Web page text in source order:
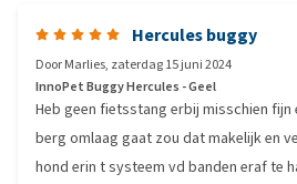
Hercules buggy
DoorMarlies, zaterdag 15 juni 2024
InnoPet Buggy Hercules - Geel
Heb geen fietsstang erbij misschien fijn
berg omlaag gaat zou dat makelijk en
hond erin t systeem vd banden eraf te